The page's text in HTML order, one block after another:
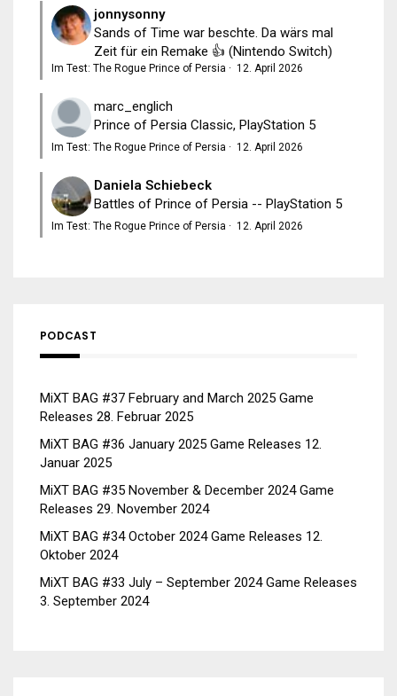
jonnysonny
Sands of Time war beschte. Da wärs mal
Zeit für ein Remake 👍 (Nintendo Switch)
Im Test: The Rogue Prince of Persia · 12. April 2026
marc_englich
Prince of Persia Classic, PlayStation 5
Im Test: The Rogue Prince of Persia · 12. April 2026
Daniela Schiebeck
Battles of Prince of Persia -- PlayStation 5
Im Test: The Rogue Prince of Persia · 12. April 2026
PODCAST
MiXT BAG #37 February and March 2025 Game
Releases 28. Februar 2025
MiXT BAG #36 January 2025 Game Releases 12.
Januar 2025
MiXT BAG #35 November & December 2024 Game
Releases 29. November 2024
MiXT BAG #34 October 2024 Game Releases 12.
Oktober 2024
MiXT BAG #33 July – September 2024 Game Releases
3. September 2024